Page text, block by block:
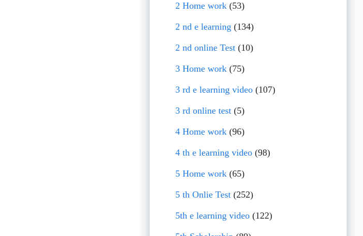
2 Home work (53)
2 nd e learning (134)
2 nd online Test (10)
3 Home work (75)
3 rd e learning video (107)
3 rd online test (5)
4 Home work (96)
4 th e learning video (98)
5 Home work (65)
5 th Onlie Test (252)
5th e learning video (122)